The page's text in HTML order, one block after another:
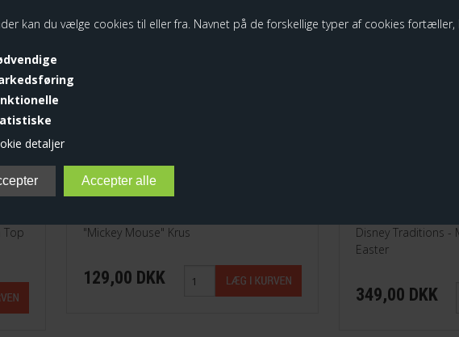
kan du vælge cookies til eller fra. Navnet på de forskellige typer af cookies
detaljer
Top
"Mickey Mouse" Krus
129,00 DKK
Disney Traditions -
Easter
349,00 DKK